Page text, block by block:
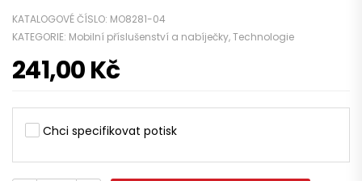
KATALOGOVÉ ČÍSLO: MO8281-04
KATEGORIE: Mobilní příslušenství a nabíječky,Technologie
241,00Kč
Chci specifikovat potisk